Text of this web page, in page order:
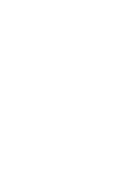
czerwca 2026